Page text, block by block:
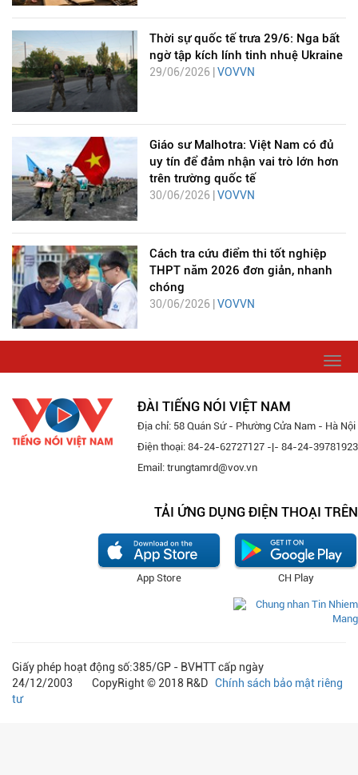
Thời sự quốc tế trưa 29/6: Nga bất
ngờ tập kích lính tinh nhuệ Ukraine
29/06/2026 | VOVVN
Giáo sư Malhotra: Việt Nam có đủ
uy tín để đảm nhận vai trò lớn hơn
trên trường quốc tế
30/06/2026 | VOVVN
Cách tra cứu điểm thi tốt nghiệp
THPT năm 2026 đơn giản, nhanh
chóng
30/06/2026 | VOVVN
ĐÀI TIẾNG NÓI VIỆT NAM
Địa chỉ: 58 Quán Sứ - Phường Cửa Nam - Hà Nội
Điện thoại: 84-24-62727127 -|- 84-24-39781923
Email: trungtamrd@vov.vn
TẢI ỨNG DỤNG ĐIỆN THOẠI TRÊN
CH Play
App Store
Giấy phép hoạt động số:385/GP - BVHTT cấp ngày
24/12/2003 CopyRight © 2018 R&D Chính sách bảo mật riêng
tư